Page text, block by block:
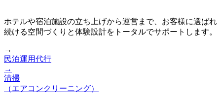
ホテルや宿泊施設の立ち上げから運営まで、お客様に選ばれ
続ける空間づくりと体験設計をトータルでサポートします。
→
民泊運用代行
→
清掃
（エアコンクリーニング）